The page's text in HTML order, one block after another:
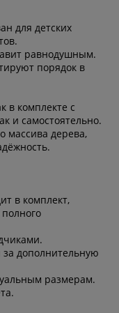
для детских
равнодушным.
порядок в
в комплекте с
и самостоятельно.
массива дерева,
в комплект,
дополнительную
размерам.